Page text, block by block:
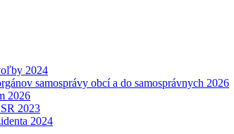
2024
samosprávy obcí a do samosprávnych 2026
2026
2023
2024